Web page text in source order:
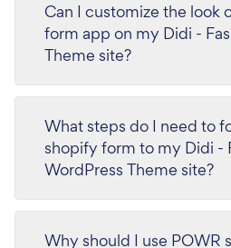
Can I customize the look
form app on my Didi -
Theme site?
What steps do I need to
shopify form to my Didi -
WordPress Theme site?
Why should I use POWR